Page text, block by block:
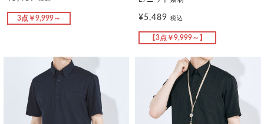
3点￥9,999～ ¥5,489 税込
【3点￥9,999～】